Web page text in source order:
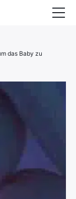
das Baby zu